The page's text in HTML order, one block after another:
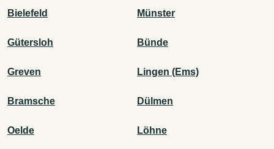
Bielefeld Münster
Gütersloh Bünde
Greven Lingen (Ems)
Bramsche Dülmen
Oelde Löhne